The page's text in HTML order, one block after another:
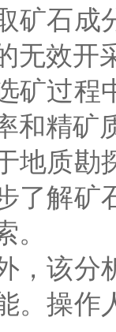
矿石成
无效开
过程中
和精矿
质勘探
了解矿
。
该分析
。操作